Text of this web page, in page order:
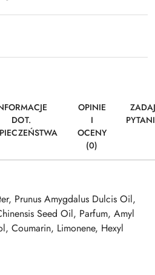
DOT.
OPINIE
I
OCENY
(0)
Prunus Amygdalus Dulcis Oil,
Seed Oil, Parfum, Amyl
Coumarin, Limonene, Hexyl